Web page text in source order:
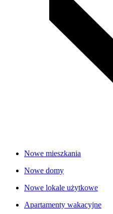
Nowe mieszkania
Nowe domy
Nowe lokale użytkowe
Apartamenty wakacyjne